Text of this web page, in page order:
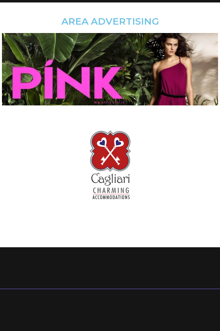
AREA ADVERTISING